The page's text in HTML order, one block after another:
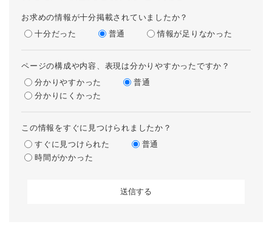
お求めの情報が十分掲載されていましたか？
十分だった
普通 情報が足りなかった
ページの構成や内容、表現は分かりやすかったですか？
分かりやすかった
普通
分かりにくかった
この情報をすぐに見つけられましたか？
すぐに見つけられた
普通
時間がかかった